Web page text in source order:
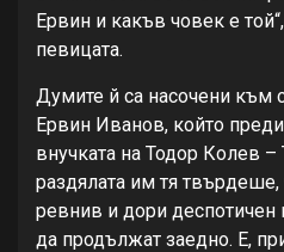
Ервин и какъв човек е
певицата.
Думите й са насочени към
Ервин Иванов, който
внучката на Тодор Колев
раздялата им тя
ревнив и дори
да продължат заедно. Е,